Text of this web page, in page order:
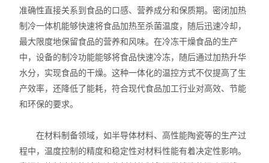
微型真空泵
摇床
漩涡混合器
高速分散器
紫外分析仪
准确性直接关系到食品的口感、营养成分和保质期。密闭加热
制冷一体机能够快速将食品加热至杀菌温度，随后迅速冷却，
最大限度地保留食品的营养和风味。在冷冻干燥食品的生产
中，设备的制冷功能能够将食品快速冷冻，随后通过加热升华
水分，实现食品的干燥。这种一体化的温控方式不仅提高了生
产效率，还降低了能耗，符合现代食品加工行业对高效、节能
和环保的要求。
在材料制备领域，如半导体材料、高性能陶瓷等的生产过
程中，温度控制的精度和稳定性对材料性能有着决定性影响。